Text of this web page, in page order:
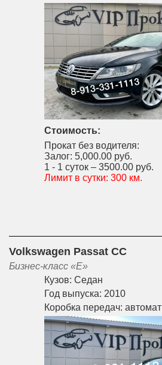
Стоимость:
Прокат без водителя:
Залог: 5,000.00 руб.
1 - 1 суток – 3500.00 руб.
Лимит в сутки: 300 км.
Volkswagen Passat CC
Бизнес-класс «E»
Кузов: Седан
Год выпуска: 2010
Коробка передач: автомат